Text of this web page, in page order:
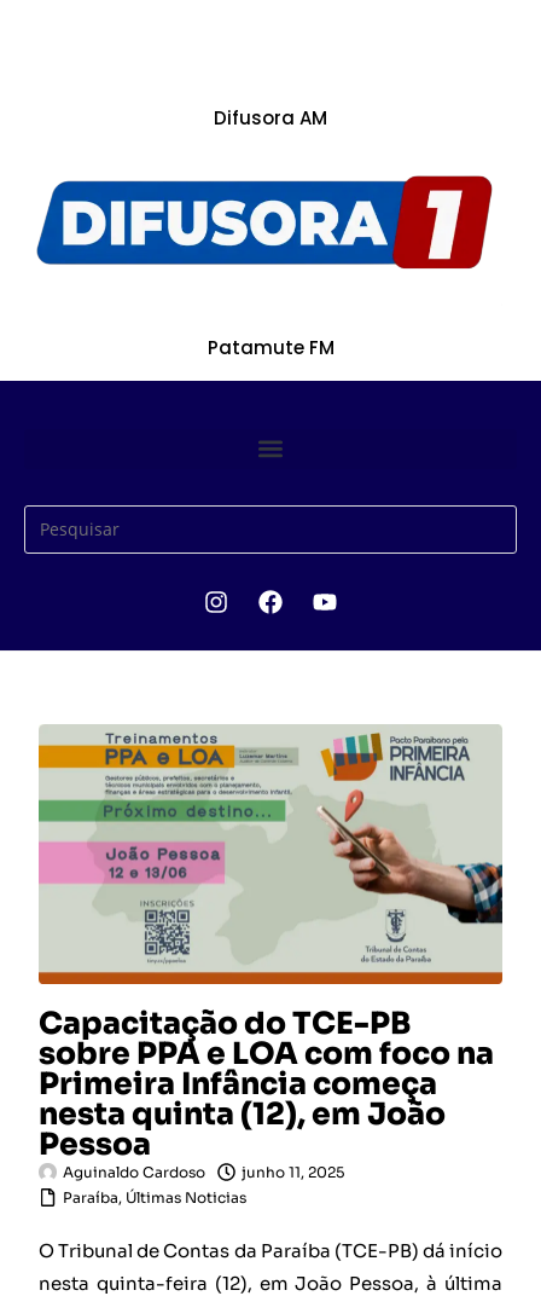
Difusora AM
Patamute FM
Capacitação do TCE-PB
sobre PPA e LOA com foco na
Primeira Infância começa
nesta quinta (12), em João
Pessoa
Aguinaldo Cardoso
junho 11, 2025
Paraíba, Últimas Noticias
O Tribunal de Contas da Paraíba (TCE-PB) dá início
nesta quinta-feira (12), em João Pessoa, à última